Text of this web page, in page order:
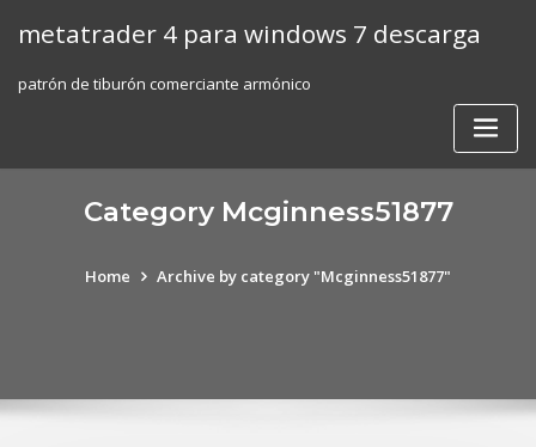
metatrader 4 para windows 7 descarga
patrón de tiburón comerciante armónico
Category Mcginness51877
Home Archive by category "Mcginness51877"